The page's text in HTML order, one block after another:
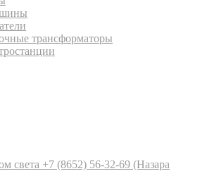
трансформаторы
света +7 (8652) 56-32-69 (Назара